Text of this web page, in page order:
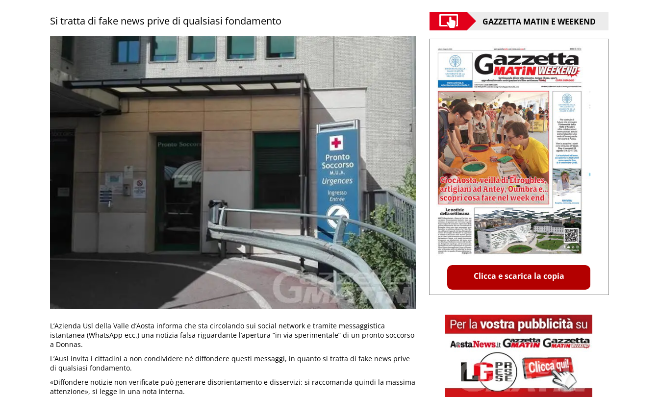
Si tratta di fake news prive di qualsiasi fondamento
L’Azienda Usl della Valle d’Aosta informa che sta circolando sui social network e tramite messaggistica
istantanea (WhatsApp ecc.) una notizia falsa riguardante l’apertura “in via sperimentale” di un pronto soccorso
a Donnas.
L’Ausl invita i cittadini a non condividere né diffondere questi messaggi, in quanto si tratta di fake news prive
di qualsiasi fondamento.
«Diffondere notizie non verificate può generare disorientamento e disservizi: si raccomanda quindi la massima
attenzione», si legge in una nota interna.
GAZZETTA MATIN E WEEKEND
Clicca e scarica la copia